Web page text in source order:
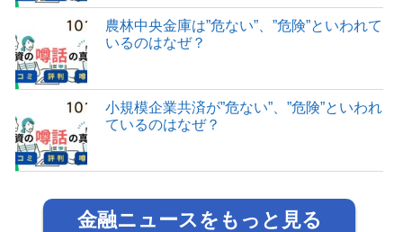
農林中央金庫は”危ない”、”危険”といわれて
いるのはなぜ？
小規模企業共済が”危ない”、”危険”といわれ
ているのはなぜ？
金融ニュースをもっと見る